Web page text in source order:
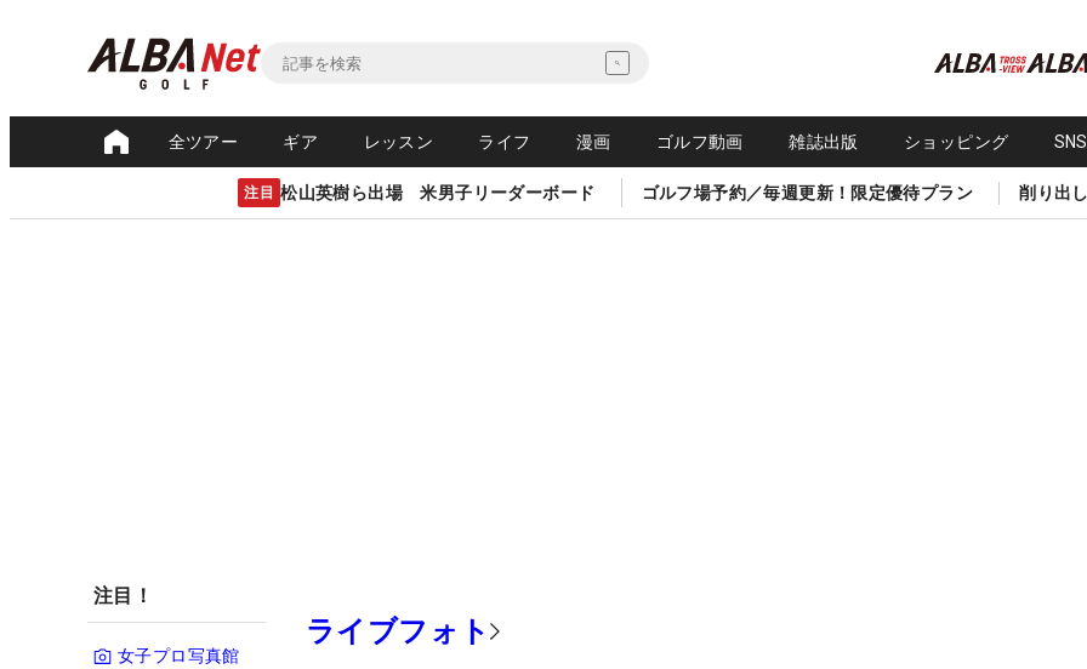
全ツアー ギア レッスン ライフ 漫画 ゴルフ動画 雑誌出版 ショッピング
注目 松山英樹ら出場 米男子リーダーボード ゴルフ場予約／毎週更新！限定優待プラン 削り出
注目！
女子プロ写真館
ライブフォト